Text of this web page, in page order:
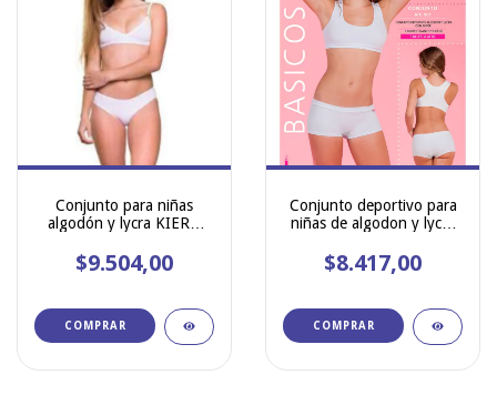
Conjunto para niñas
algodón y lycra KIERO
$9.504,00
COMPRAR
Conjunto deportivo para
niñas de algodon y lycra
$8.417,00
COMPRAR